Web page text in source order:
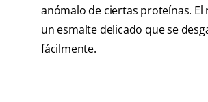
anómalo de ciertas proteínas. El
un esmalte delicado que se
fácilmente.